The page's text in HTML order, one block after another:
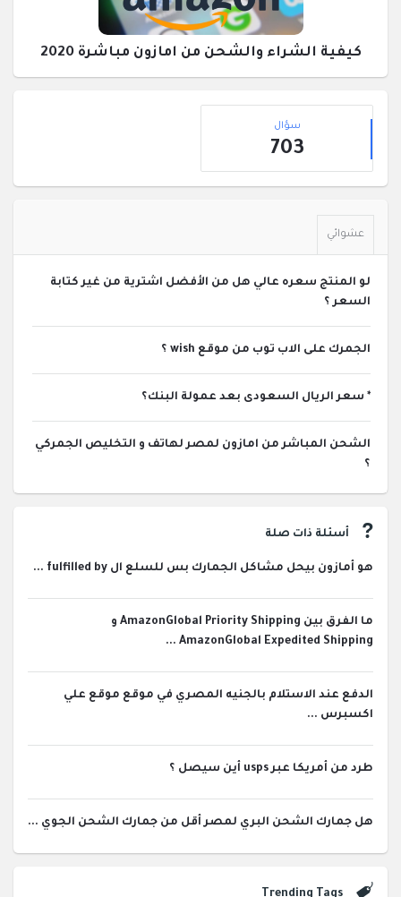
كيفية الشراء والشحن من امازون مباشرة 2020
القائمة
الجانبية
إحصائيات
سؤال
703
عشوائي
لو المنتج سعره عالي هل من الأفضل اشترية من غير كتابة
السعر ؟
الجمرك على الاب توب من موقع wish ؟
* سعر الريال السعودى بعد عمولة البنك؟
الشحن المباشر من امازون لمصر لهاتف و التخليص الجمركي
؟
أسئلة ذات صلة
هو أمازون بيحل مشاكل الجمارك بس للسلع ال fulfilled by ...
ما الفرق بين AmazonGlobal Priority Shipping و
AmazonGlobal Expedited Shipping ...
الدفع عند الاستلام بالجنيه المصري في موقع موقع علي
اكسبرس ...
طرد من أمريكا عبر usps أين سيصل ؟
هل جمارك الشحن البري لمصر أقل من جمارك الشحن الجوي ...
Trending Tags